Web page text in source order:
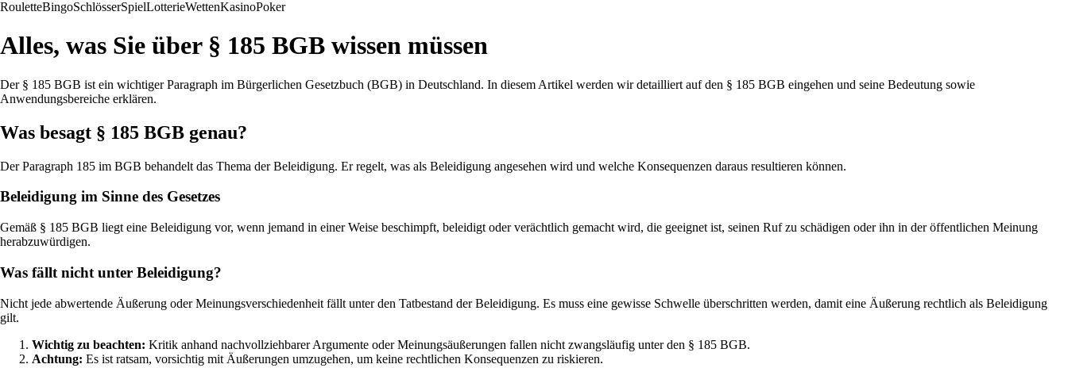
RouletteBingoSchlösserSpielLotterieWettenKasinoPoker
Alles, was Sie über § 185 BGB wissen müssen
Der § 185 BGB ist ein wichtiger Paragraph im Bürgerlichen Gesetzbuch (BGB) in Deutschland. In diesem Artikel werden wir detailliert auf den § 185 BGB eingehen und seine Bedeutung sowie
Anwendungsbereiche erklären.
Was besagt § 185 BGB genau?
Der Paragraph 185 im BGB behandelt das Thema der Beleidigung. Er regelt, was als Beleidigung angesehen wird und welche Konsequenzen daraus resultieren können.
Beleidigung im Sinne des Gesetzes
Gemäß § 185 BGB liegt eine Beleidigung vor, wenn jemand in einer Weise beschimpft, beleidigt oder verächtlich gemacht wird, die geeignet ist, seinen Ruf zu schädigen oder ihn in der öffentlichen Meinung
herabzuwürdigen.
Was fällt nicht unter Beleidigung?
Nicht jede abwertende Äußerung oder Meinungsverschiedenheit fällt unter den Tatbestand der Beleidigung. Es muss eine gewisse Schwelle überschritten werden, damit eine Äußerung rechtlich als Beleidigung
gilt.
Wichtig zu beachten: Kritik anhand nachvollziehbarer Argumente oder Meinungsäußerungen fallen nicht zwangsläufig unter den § 185 BGB.
Achtung: Es ist ratsam, vorsichtig mit Äußerungen umzugehen, um keine rechtlichen Konsequenzen zu riskieren.